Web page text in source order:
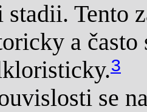
Tento
a
3
se